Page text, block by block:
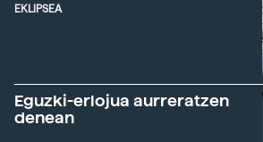
EKLIPSEA
Eguzki-erlojua aurreratzen
denean